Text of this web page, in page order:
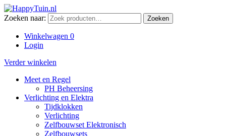
Zoeken naar: Zoeken
Winkelwagen 0
Login
Verder winkelen
Meet en Regel
PH Beheersing
Verlichting en Elektra
Tijdklokken
Verlichting
Zelfbouwset Elektronisch
Zelfbouwsets